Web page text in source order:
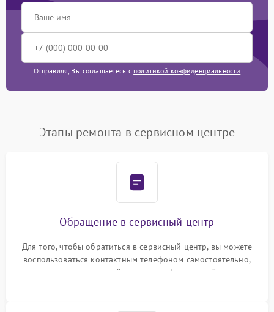
Отправляя, Вы соглашаетесь с политикой конфиденциальности
Этапы ремонта в сервисном центре
Обращение в сервисный центр
Для того, чтобы обратиться в сервисный центр, вы можете
воспользоваться контактным телефоном самостоятельно,
или оставить свой номер телефона на сайте